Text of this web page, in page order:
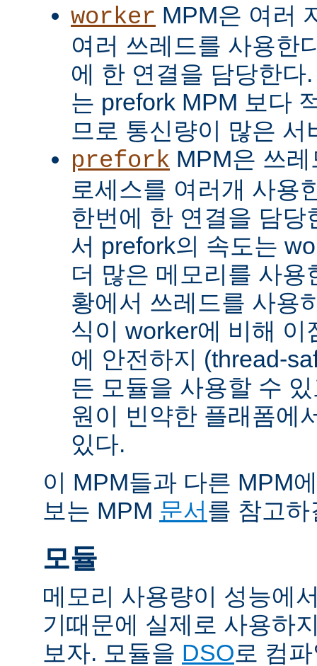
worker MPM은 여러
여러 쓰레드를 사용한
에 한 연결을 담당한다
는 prefork MPM 보다
므로 통신량이 많은 서
prefork MPM은 쓰
로세스를 여러개 사용
한번에 한 연결을 담당
서 prefork의 속도는
더 많은 메모리를 사
황에서 쓰레드를 사용
식이 worker에 비해 이
에 안전하지 (thread-
든 모듈을 사용할 수
원이 빈약한 플래폼에
있다.
이 MPM들과 다른 MPM
보는 MPM 문서를 참고
모듈
메모리 사용량이 성능에
기때문에 실제로 사용하
보자. 모듈을 DSO로 컴